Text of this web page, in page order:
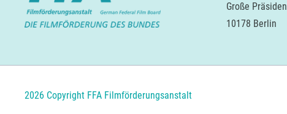
Große
10178 Berlin
2026 Copyright FFA Filmförderungsanstalt